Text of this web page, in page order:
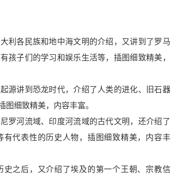
利各民族和地中海文明的介绍，又讲到了罗马
孩子们的学习和娱乐生活等，插图细致精美，
源讲到恐龙时代，介绍了人类的进化、旧石器
图细致精美，内容丰富。
罗河流域、印度河流域的古代文明，还介绍了
代表性的历史人物，插图细致精美，内容丰
史之后，又介绍了埃及的第一个王朝、宗教信